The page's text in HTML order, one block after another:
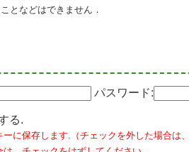
となどはできません．
パスワード:
る.
に保存します.（チェックを外した場合は